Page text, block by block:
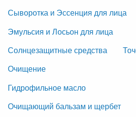
Сыворотка и Эссенция для лица
Эмульсия и Лосьон для лица
Солнцезащитные средства
Очищение
Гидрофильное масло
Очищающий бальзам и щербет